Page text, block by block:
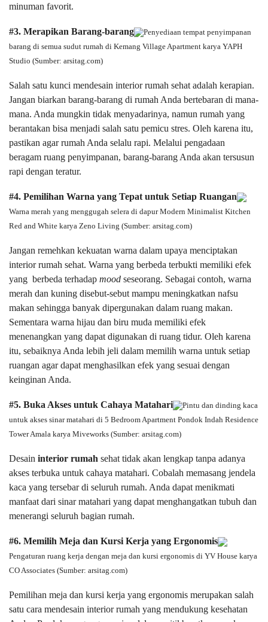
minuman favorit.
#3. Merapikan Barang-barang
Penyediaan tempat penyimpanan
barang di semua sudut rumah di Kemang Village Apartment karya YAPH
Studio (Sumber: arsitag.com)
Salah satu kunci mendesain interior rumah sehat adalah kerapian.
Jangan biarkan barang-barang di rumah Anda bertebaran di mana-
mana. Anda mungkin tidak menyadarinya, namun rumah yang
berantakan bisa menjadi salah satu pemicu stres. Oleh karena itu,
pastikan agar rumah Anda selalu rapi. Melalui pengadaan
beragam ruang penyimpanan, barang-barang Anda akan tersusun
rapi dengan teratur.
#4. Pemilihan Warna yang Tepat untuk Setiap Ruangan
Warna merah yang menggugah selera di dapur Modern Minimalist Kitchen
Red and White karya Zeno Living (Sumber: arsitag.com)
Jangan remehkan kekuatan warna dalam upaya menciptakan
interior rumah sehat. Warna yang berbeda terbukti memiliki efek
yang berbeda terhadap mood seseorang. Sebagai contoh, warna
merah dan kuning disebut-sebut mampu meningkatkan nafsu
makan sehingga banyak dipergunakan dalam ruang makan.
Sementara warna hijau dan biru muda memiliki efek
menenangkan yang dapat digunakan di ruang tidur. Oleh karena
itu, sebaiknya Anda lebih jeli dalam memilih warna untuk setiap
ruangan agar dapat menghasilkan efek yang sesuai dengan
keinginan Anda.
#5. Buka Akses untuk Cahaya Matahari
Pintu dan dinding kaca
untuk akses sinar matahari di 5 Bedroom Apartment Pondok Indah Residence
Tower Amala karya Miveworks (Sumber: arsitag.com)
Desain interior rumah sehat tidak akan lengkap tanpa adanya
akses terbuka untuk cahaya matahari. Cobalah memasang jendela
kaca yang tersebar di seluruh rumah. Anda dapat menikmati
manfaat dari sinar matahari yang dapat menghangatkan tubuh dan
menerangi seluruh bagian rumah.
#6. Memilih Meja dan Kursi Kerja yang Ergonomis
Pengaturan ruang kerja dengan meja dan kursi ergonomis di YV House karya
CO Associates (Sumber: arsitag.com)
Pemilihan meja dan kursi kerja yang ergonomis merupakan salah
satu cara mendesain interior rumah yang mendukung kesehatan